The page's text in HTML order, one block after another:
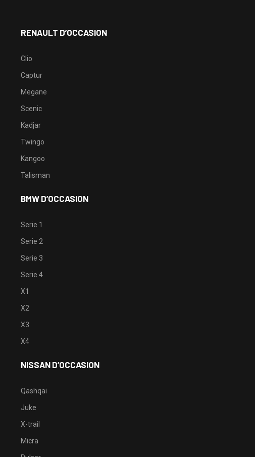
RENAULT D’OCCASION
Clio
Captur
Megane
Scenic
Kadjar
Twingo
Kangoo
Talisman
BMW D’OCCASION
Serie 1
Serie 2
Serie 3
Serie 4
X1
X2
X3
X4
NISSAN D’OCCASION
Qashqai
Juke
X-trail
Micra